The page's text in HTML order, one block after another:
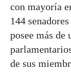
con mayoría
144
posee más de
de sus